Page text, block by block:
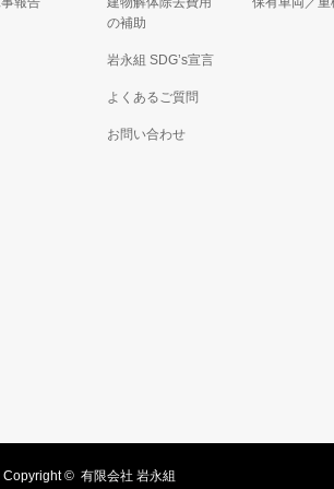
の補助
岩永組 SDG’s宣言
よくあるご質問
お問い合わせ
Copyright © 有限会社 岩永組